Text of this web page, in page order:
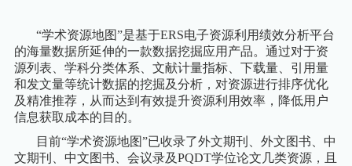
“学术资源地图”是基于ERS电子资源利用绩效分析平台
的海量数据所延伸的一款数据挖掘应用产品。通过对于资
源列表、学科分类体系、文献计量指标、下载量、引用量
和发文量等统计数据的挖掘及分析，对资源进行排序优化
及精准推荐，从而达到有效提升资源利用效率，降低用户
信息获取成本的目的。
目前“学术资源地图”已收录了外文期刊、外文图书、中
文期刊、中文图书、会议录及PQDT学位论文几类资源，且